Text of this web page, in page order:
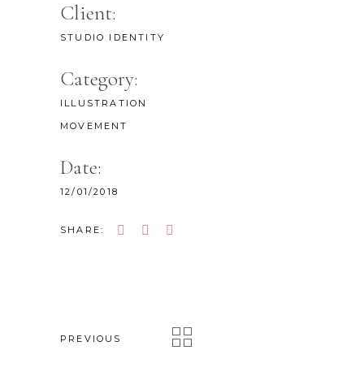
Client:
STUDIO IDENTITY
Category:
ILLUSTRATION
MOVEMENT
Date:
12/01/2018
SHARE:
PREVIOUS